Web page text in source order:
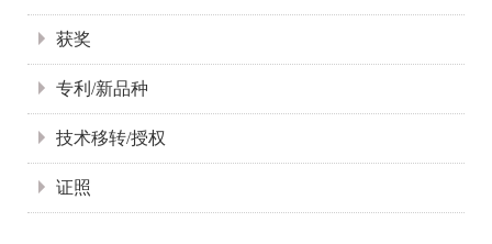
获奖
专利/新品种
技术移转/授权
证照